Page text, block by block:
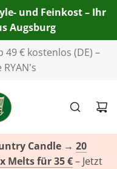
und Feinkost – Ihr
Augsburg
49 € kostenlos (DE) –
Mail:info@american-
116 719 10
Candle → 20
Melts für 35 €– Jetzt